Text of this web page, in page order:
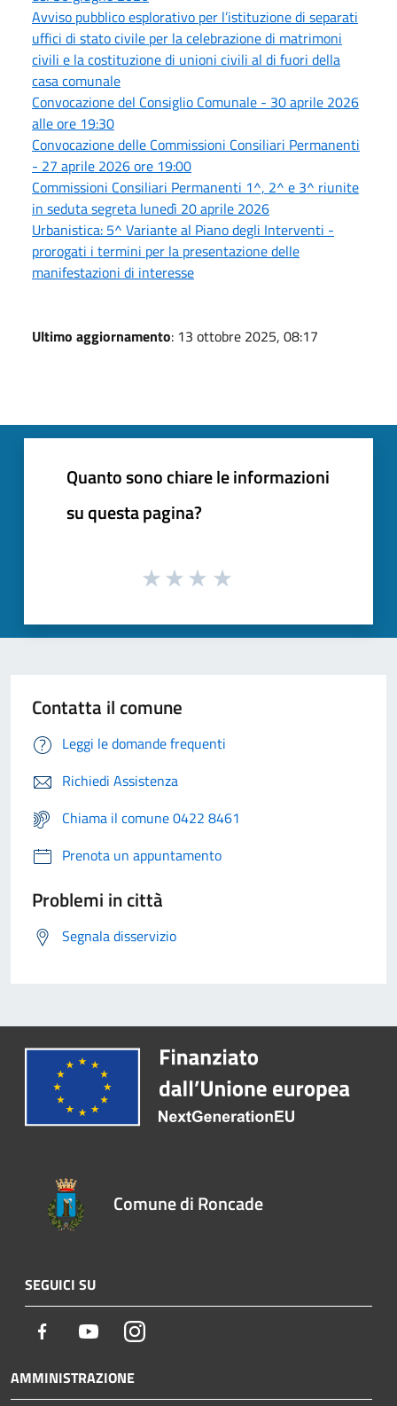
Avviso pubblico esplorativo per l’istituzione di separati
uffici di stato civile per la celebrazione di matrimoni
civili e la costituzione di unioni civili al di fuori della
casa comunale
Convocazione del Consiglio Comunale - 30 aprile 2026
alle ore 19:30
Convocazione delle Commissioni Consiliari Permanenti
- 27 aprile 2026 ore 19:00
Commissioni Consiliari Permanenti 1^, 2^ e 3^ riunite
in seduta segreta lunedì 20 aprile 2026
Urbanistica: 5^ Variante al Piano degli Interventi -
prorogati i termini per la presentazione delle
manifestazioni di interesse
Ultimo aggiornamento: 13 ottobre 2025, 08:17
Quanto sono chiare le informazioni
su questa pagina?
Contatta il comune
Leggi le domande frequenti
Richiedi Assistenza
Chiama il comune 0422 8461
Prenota un appuntamento
Problemi in città
Segnala disservizio
Comune di Roncade
SEGUICI SU
Facebook YoutubeInstagram
AMMINISTRAZIONE